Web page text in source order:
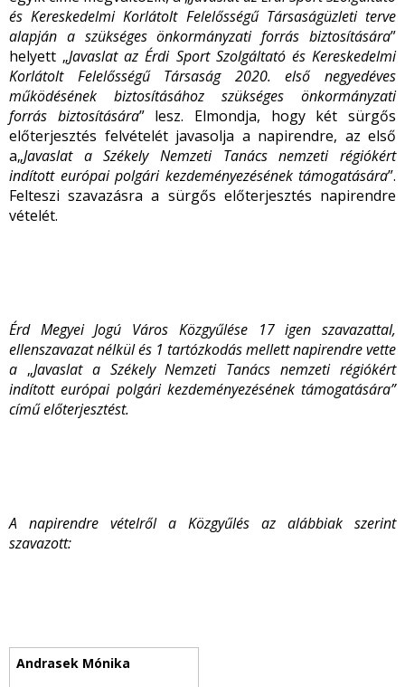
és Kereskedelmi Korlátolt Felelősségű Társaságüzleti terve
alapján a szükséges önkormányzati forrás biztosítására”
helyett „Javaslataz Érdi Sport Szolgáltató és Kereskedelmi
Korlátolt Felelősségű Társaság 2020. első negyedéves
működésének biztosításához szükséges önkormányzati
forrás biztosítására” lesz. Elmondja, hogy két sürgős
előterjesztés felvételét javasolja a napirendre, az első
a„Javaslat a Székely Nemzeti Tanács nemzeti régiókért
indított európai polgári kezdeményezésének támogatására”.
Felteszi szavazásra a sürgős előterjesztés napirendre
vételét.
Érd Megyei Jogú Város Közgyűlése 17 igen szavazattal,
ellenszavazat nélkül és 1 tartózkodás mellett napirendre vette
a „Javaslat a Székely Nemzeti Tanács nemzeti régiókért
indított európai polgári kezdeményezésének támogatására”
című előterjesztést.
A napirendre vételről a Közgyűlés az alábbiak szerint
szavazott: